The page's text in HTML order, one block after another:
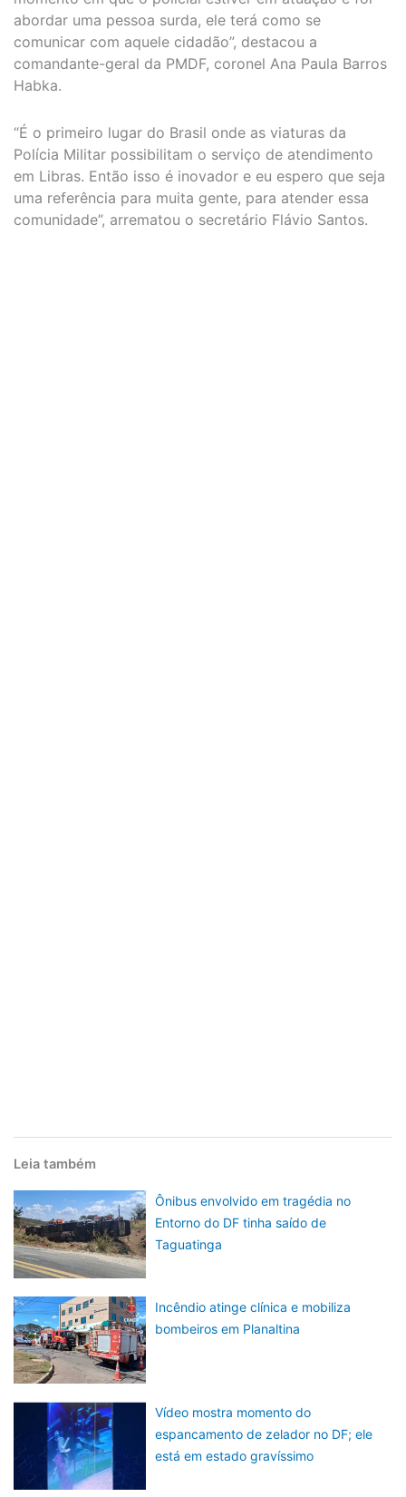
abordar uma pessoa surda, ele terá como se
comunicar com aquele cidadão”, destacou a
comandante-geral da PMDF, coronel Ana Paula Barros
Habka.
“É o primeiro lugar do Brasil onde as viaturas da
Polícia Militar possibilitam o serviço de atendimento
em Libras. Então isso é inovador e eu espero que seja
uma referência para muita gente, para atender essa
comunidade”, arrematou o secretário Flávio Santos.
Leia também
Ônibus envolvido em tragédia no
Entorno do DF tinha saído de
Taguatinga
Incêndio atinge clínica e mobiliza
bombeiros em Planaltina
Vídeo mostra momento do
espancamento de zelador no DF; ele
está em estado gravíssimo